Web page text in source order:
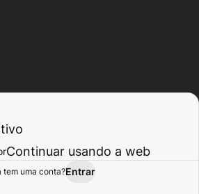
Atividade
Continuar usando a web
tem uma conta?Entrar